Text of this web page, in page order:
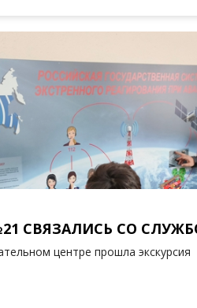
СВЯЗАЛИСЬ СО
центре прошла экскурсия